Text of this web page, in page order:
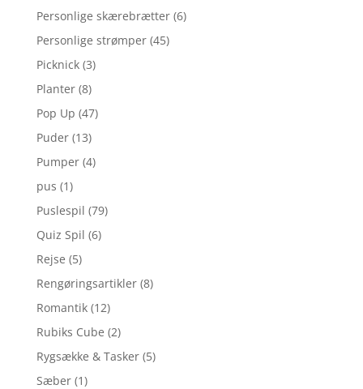
Personlige skærebrætter (6)
Personlige strømper (45)
Picknick (3)
Planter (8)
Pop Up (47)
Puder (13)
Pumper (4)
pus (1)
Puslespil (79)
Quiz Spil (6)
Rejse (5)
Rengøringsartikler (8)
Romantik (12)
Rubiks Cube (2)
Rygsække & Tasker (5)
Sæber (1)